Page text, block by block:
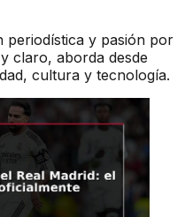
periodística y pasión por
claro, aborda desde
cultura y tecnología.